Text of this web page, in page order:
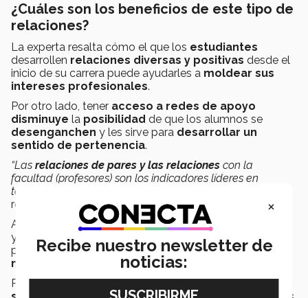
¿Cuáles son los beneficios de este tipo de
relaciones?
La experta resalta cómo el que los estudiantes
desarrollen relaciones diversas y positivas desde el
inicio de su carrera puede ayudarles a moldear sus
intereses profesionales.
Por otro lado, tener acceso a redes de apoyo
disminuye la posibilidad de que los alumnos se
desenganchen y les sirve para desarrollar un
sentido de pertenencia.
“Las relaciones de pares y las relaciones con la
facultad (profesores) son los indicadores líderes en
términos de una
recalcó Freeland.
Asimismo, se le da crédito a lasredes de la industria,
ya que debido a
su extensión y diversidad
estas
puedenposicionar a los graduados dentro de un
mercado
laboral flexible.
Por último, se demuestra que
×
Recibe nuestro newsletter de
noticias: